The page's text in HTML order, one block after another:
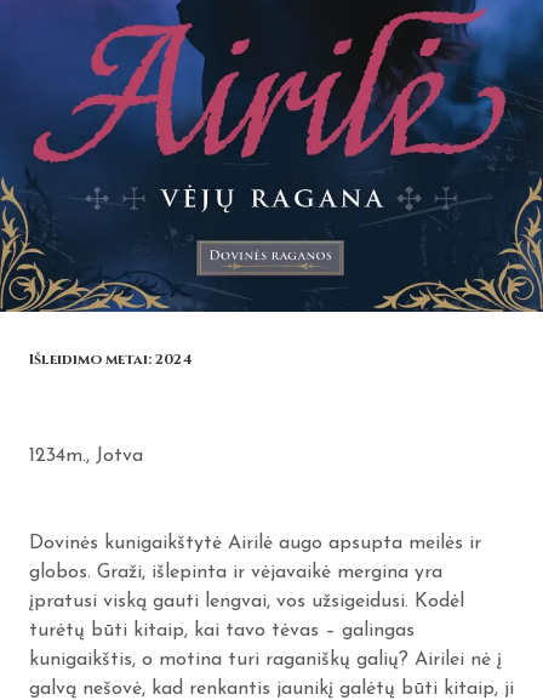
Išleidimo metai:2024
1234m., Jotva
Dovinės kunigaikštytė Airilė augo apsupta meilės ir
globos. Graži, išlepinta ir vėjavaikė mergina yra
įpratusi viską gauti lengvai, vos užsigeidusi. Kodėl
turėtų būti kitaip, kai tavo tėvas – galingas
kunigaikštis, o motina turi raganiškų galių? Airilei nė į
galvą nešovė, kad renkantis jaunikį galėtų būti kitaip, ji